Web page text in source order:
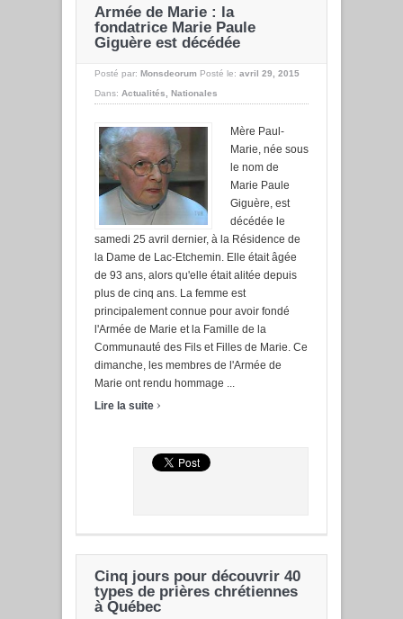
Armée de Marie : la
fondatrice Marie Paule
Giguère est décédée
Posté par: Monsdeorum Posté le: avril 29, 2015
Dans: Actualités, Nationales
Mère Paul-
Marie, née sous
le nom de
Marie Paule
Giguère, est
décédée le
samedi 25 avril dernier, à la Résidence de
la Dame de Lac-Etchemin. Elle était âgée
de 93 ans, alors qu'elle était alitée depuis
plus de cinq ans. La femme est
principalement connue pour avoir fondé
l'Armée de Marie et la Famille de la
Communauté des Fils et Filles de Marie. Ce
dimanche, les membres de l'Armée de
Marie ont rendu hommage ...
Lire la suite ›
Cinq jours pour découvrir 40
types de prières chrétiennes
à Québec